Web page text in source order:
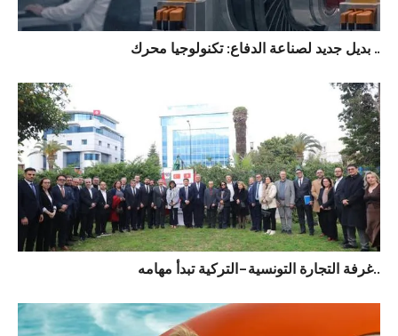
بديل جديد لصناعة الدفاع: تكنولوجيا محرك ..
غرفة التجارة التونسية–التركية تبدأ مهامه..